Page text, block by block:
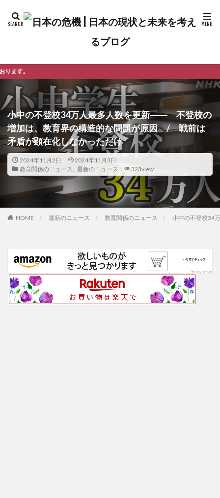
小中の不登校34万人最多人数を更新―― 不登校の
増加は、教育界の構造的な問題が原因 / 戦前は
矛盾が顕在化しなかっただけ
2024年11月2日
2024年11月3日
教育関係のニュース
最新のニュース 323view
HOME 最新のニュース 教育関係のニュース 小中の不登校34